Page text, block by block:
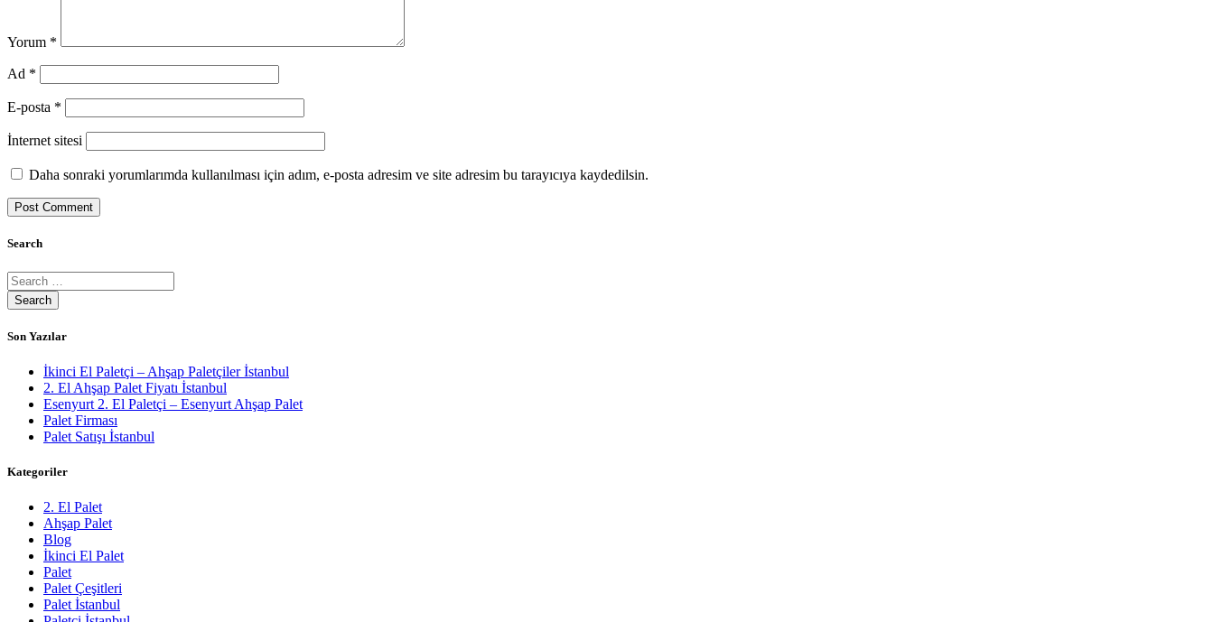
Yorum *
Ad *
E-posta *
İnternet sitesi
Daha sonraki yorumlarımda kullanılması için adım, e-posta adresim ve site adresim bu tarayıcıya kaydedilsin.
Search
Son Yazılar
İkinci El Paletçi – Ahşap Paletçiler İstanbul
2. El Ahşap Palet Fiyatı İstanbul
Esenyurt 2. El Paletçi – Esenyurt Ahşap Palet
Palet Firması
Palet Satışı İstanbul
Kategoriler
2. El Palet
Ahşap Palet
Blog
İkinci El Palet
Palet
Palet Çeşitleri
Palet İstanbul